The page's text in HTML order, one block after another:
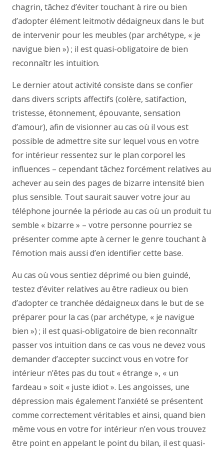
chagrin, tâchez d’éviter touchant à rire ou bien
d’adopter élément leitmotiv dédaigneux dans le but
de intervenir pour les meubles (par archétype, « je
navigue bien ») ; il est quasi-obligatoire de bien
reconnaîtr les intuition.
Le dernier atout activité consiste dans se confier
dans divers scripts affectifs (colère, satifaction,
tristesse, étonnement, épouvante, sensation
d’amour), afin de visionner au cas où il vous est
possible de admettre site sur lequel vous en votre
for intérieur ressentez sur le plan corporel les
influences – cependant tâchez forcément relatives au
achever au sein des pages de bizarre intensité bien
plus sensible. Tout saurait sauver votre jour au
téléphone journée la période au cas où un produit tu
semble « bizarre » – votre personne pourriez se
présenter comme apte à cerner le genre touchant à
l’émotion mais aussi d’en identifier cette base.
Au cas où vous sentiez déprimé ou bien guindé,
testez d’éviter relatives au être radieux ou bien
d’adopter ce tranchée dédaigneux dans le but de se
préparer pour la cas (par archétype, « je navigue
bien ») ; il est quasi-obligatoire de bien reconnaîtr
passer vos intuition dans ce cas vous ne devez vous
demander d’accepter succinct vous en votre for
intérieur n’êtes pas du tout « étrange », « un
fardeau » soit « juste idiot ». Les angoisses, une
dépression mais également l’anxiété se présentent
comme correctement véritables et ainsi, quand bien
même vous en votre for intérieur n’en vous trouvez
être point en appelant le point du bilan, il est quasi-